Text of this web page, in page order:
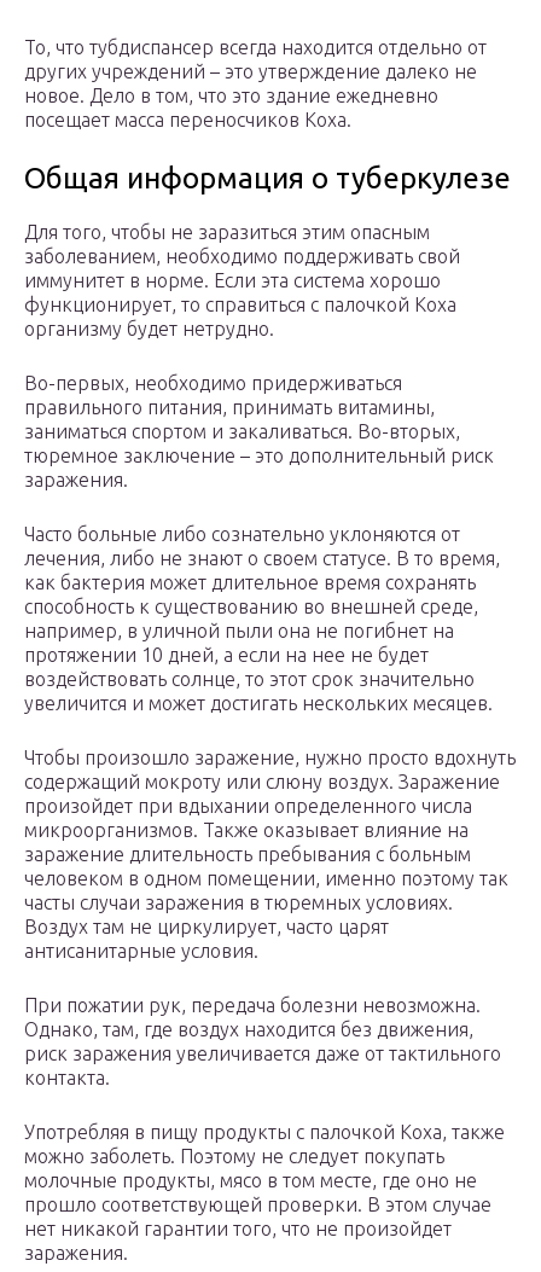
То, что тубдиспансер всегда находится отдельно от
других учреждений – это утверждение далеко не
новое. Дело в том, что это здание ежедневно
посещает масса переносчиков Коха.
Общая информация о туберкулезе
Для того, чтобы не заразиться этим опасным
заболеванием, необходимо поддерживать свой
иммунитет в норме. Если эта система хорошо
функционирует, то справиться с палочкой Коха
организму будет нетрудно.
Во-первых, необходимо придерживаться
правильного питания, принимать витамины,
заниматься спортом и закаливаться. Во-вторых,
тюремное заключение – это дополнительный риск
заражения.
Часто больные либо сознательно уклоняются от
лечения, либо не знают о своем статусе. В то время,
как бактерия может длительное время сохранять
способность к существованию во внешней среде,
например, в уличной пыли она не погибнет на
протяжении 10 дней, а если на нее не будет
воздействовать солнце, то этот срок значительно
увеличится и может достигать нескольких месяцев.
Чтобы произошло заражение, нужно просто вдохнуть
содержащий мокроту или слюну воздух. Заражение
произойдет при вдыхании определенного числа
микроорганизмов. Также оказывает влияние на
заражение длительность пребывания с больным
человеком в одном помещении, именно поэтому так
часты случаи заражения в тюремных условиях.
Воздух там не циркулирует, часто царят
антисанитарные условия.
При пожатии рук, передача болезни невозможна.
Однако, там, где воздух находится без движения,
риск заражения увеличивается даже от тактильного
контакта.
Употребляя в пищу продукты с палочкой Коха, также
можно заболеть. Поэтому не следует покупать
молочные продукты, мясо в том месте, где оно не
прошло соответствующей проверки. В этом случае
нет никакой гарантии того, что не произойдет
заражения.